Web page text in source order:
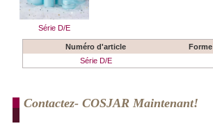
Série D/E
Numéro d'article Forme
Série D/E
Contactez- COSJAR Maintenant!